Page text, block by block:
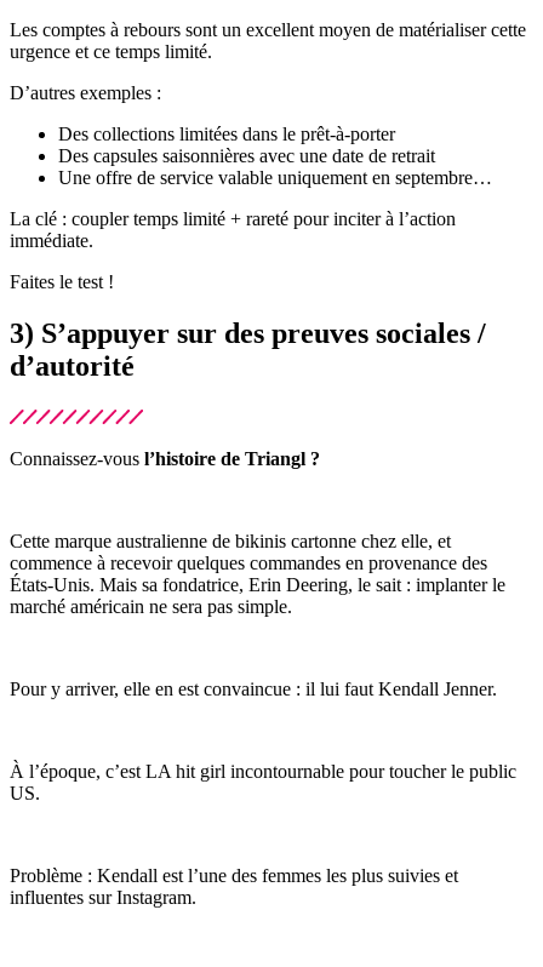
Les comptes à rebours sont un excellent moyen de matérialiser cette
urgence et ce temps limité.
D’autres exemples :
Des collections limitées dans le prêt-à-porter
Des capsules saisonnières avec une date de retrait
Une offre de service valable uniquement en septembre…
La clé : coupler temps limité + rareté pour inciter à l’action
immédiate.
Faites le test !
3) S’appuyer sur des preuves sociales /
d’autorité
Connaissez-vous l’histoire de Triangl ?
Cette marque australienne de bikinis cartonne chez elle, et
commence à recevoir quelques commandes en provenance des
États-Unis. Mais sa fondatrice, Erin Deering, le sait : implanter le
marché américain ne sera pas simple.
Pour y arriver, elle en est convaincue : il lui faut Kendall Jenner.
À l’époque, c’est LA hit girl incontournable pour toucher le public
US.
Problème : Kendall est l’une des femmes les plus suivies et
influentes sur Instagram.